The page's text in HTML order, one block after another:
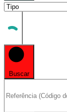
Buscar